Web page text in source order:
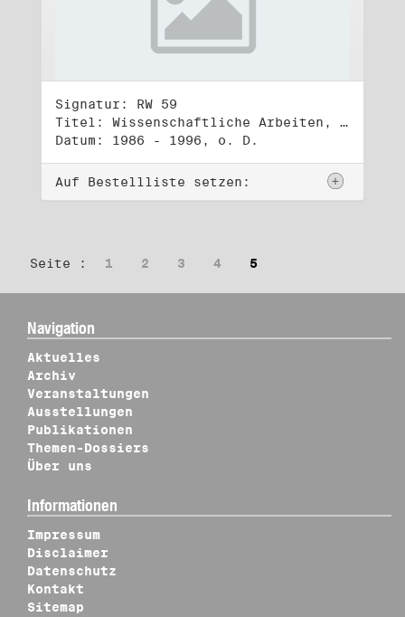
Signatur: RW 59
Titel: Wissenschaftliche Arbeiten, Studien und Manuskripte Dritter (3)
Datum: 1986 - 1996, o. D.
Auf Bestellliste setzen:
Seite : 1 2 3 4 5
Navigation
Aktuelles
Archiv
Veranstaltungen
Ausstellungen
Publikationen
Themen-Dossiers
Über uns
Informationen
Impressum
Disclaimer
Datenschutz
Kontakt
Sitemap